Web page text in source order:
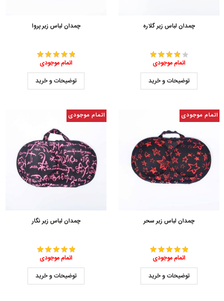
چمدان لباس زیر گلاره
اتمام موجودی
توضیحات و خرید
چمدان لباس زیر پروا
اتمام موجودی
توضیحات و خرید
اتمام موجودی
چمدان لباس زیر سحر
اتمام موجودی
توضیحات و خرید
اتمام موجودی
چمدان لباس زیر نگار
اتمام موجودی
توضیحات و خرید